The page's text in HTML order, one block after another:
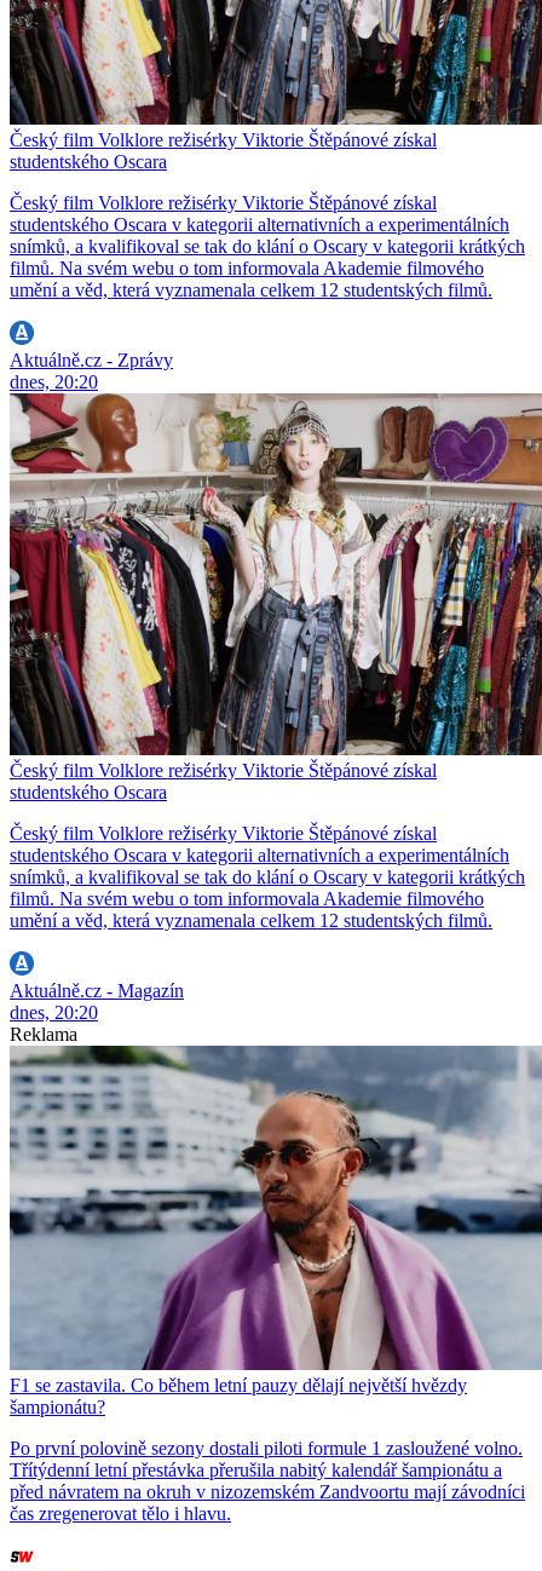
Český film Volklore režisérky Viktorie Štěpánové získal
studentského Oscara
Český film Volklore režisérky Viktorie Štěpánové získal
studentského Oscara v kategorii alternativních a experimentálních
snímků, a kvalifikoval se tak do klání o Oscary v kategorii krátkých
filmů. Na svém webu o tom informovala Akademie filmového
umění a věd, která vyznamenala celkem 12 studentských filmů.
Aktuálně.cz - Zprávy
dnes, 20:20
Český film Volklore režisérky Viktorie Štěpánové získal
studentského Oscara
Český film Volklore režisérky Viktorie Štěpánové získal
studentského Oscara v kategorii alternativních a experimentálních
snímků, a kvalifikoval se tak do klání o Oscary v kategorii krátkých
filmů. Na svém webu o tom informovala Akademie filmového
umění a věd, která vyznamenala celkem 12 studentských filmů.
Aktuálně.cz - Magazín
dnes, 20:20
Reklama
F1 se zastavila. Co během letní pauzy dělají největší hvězdy
šampionátu?
Po první polovině sezony dostali piloti formule 1 zasloužené volno.
Třítýdenní letní přestávka přerušila nabitý kalendář šampionátu a
před návratem na okruh v nizozemském Zandvoortu mají závodníci
čas zregenerovat tělo i hlavu.